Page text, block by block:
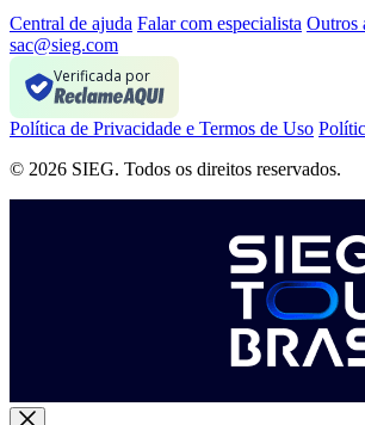
Central de ajuda Falar com especialista Outros
sac@sieg.com
Verificada por
Política de Privacidade e Termos de Uso
© 2026 SIEG. Todos os direitos reservados.